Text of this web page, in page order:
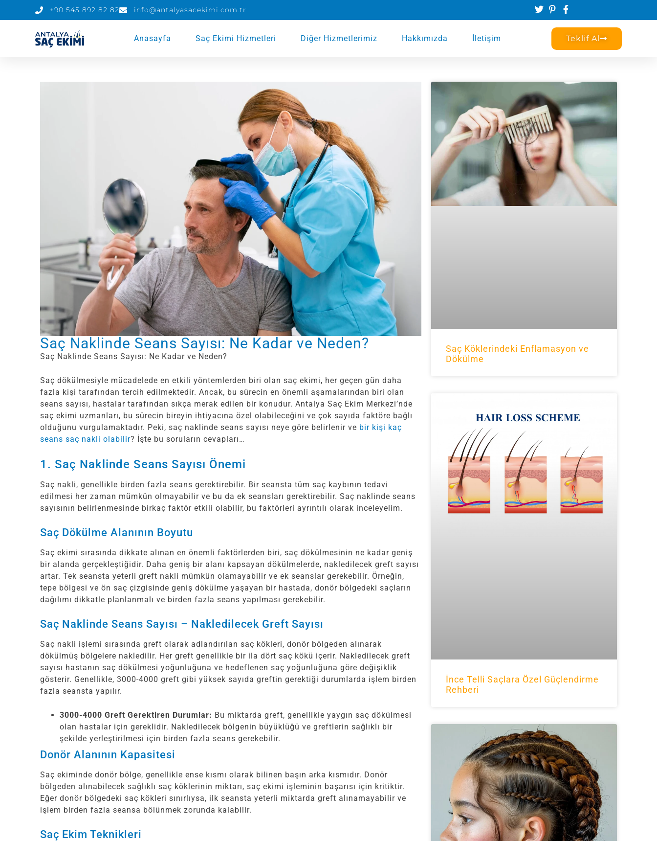
+90 545 892 82 82 info@antalyasacekimi.com.tr
Anasayfa Saç Ekimi Hizmetleri Diğer Hizmetlerimiz Hakkımızda İletişim Teklif Al
Saç Naklinde Seans Sayısı: Ne Kadar ve Neden?
Saç Naklinde Seans Sayısı: Ne Kadar ve Neden?
Saç dökülmesiyle mücadelede en etkili yöntemlerden biri olan saç ekimi, her geçen gün daha
fazla kişi tarafından tercih edilmektedir. Ancak, bu sürecin en önemli aşamalarından biri olan
seans sayısı, hastalar tarafından sıkça merak edilen bir konudur. Antalya Saç Ekim Merkezi’nde
saç ekimi uzmanları, bu sürecin bireyin ihtiyacına özel olabileceğini ve çok sayıda faktöre bağlı
olduğunu vurgulamaktadır. Peki, saç naklinde seans sayısı neye göre belirlenir ve bir kişi kaç
seans saç nakli olabilir? İşte bu soruların cevapları…
1. Saç Naklinde Seans Sayısı Önemi
Saç nakli, genellikle birden fazla seans gerektirebilir. Bir seansta tüm saç kaybının tedavi
edilmesi her zaman mümkün olmayabilir ve bu da ek seansları gerektirebilir. Saç naklinde seans
sayısının belirlenmesinde birkaç faktör etkili olabilir, bu faktörleri ayrıntılı olarak inceleyelim.
Saç Dökülme Alanının Boyutu
Saç ekimi sırasında dikkate alınan en önemli faktörlerden biri, saç dökülmesinin ne kadar geniş
bir alanda gerçekleştiğidir. Daha geniş bir alanı kapsayan dökülmelerde, nakledilecek greft sayısı
artar. Tek seansta yeterli greft nakli mümkün olamayabilir ve ek seanslar gerekebilir. Örneğin,
tepe bölgesi ve ön saç çizgisinde geniş dökülme yaşayan bir hastada, donör bölgedeki saçların
dağılımı dikkatle planlanmalı ve birden fazla seans yapılması gerekebilir.
Saç Naklinde Seans Sayısı – Nakledilecek Greft Sayısı
Saç nakli işlemi sırasında greft olarak adlandırılan saç kökleri, donör bölgeden alınarak
dökülmüş bölgelere nakledilir. Her greft genellikle bir ila dört saç kökü içerir. Nakledilecek greft
sayısı hastanın saç dökülmesi yoğunluğuna ve hedeflenen saç yoğunluğuna göre değişiklik
gösterir. Genellikle, 3000-4000 greft gibi yüksek sayıda greftin gerektiği durumlarda işlem birden
fazla seansta yapılır.
3000-4000 Greft Gerektiren Durumlar: Bu miktarda greft, genellikle yaygın saç dökülmesi
olan hastalar için gereklidir. Nakledilecek bölgenin büyüklüğü ve greftlerin sağlıklı bir
şekilde yerleştirilmesi için birden fazla seans gerekebilir.
Donör Alanının Kapasitesi
Saç ekiminde donör bölge, genellikle ense kısmı olarak bilinen başın arka kısmıdır. Donör
bölgeden alınabilecek sağlıklı saç köklerinin miktarı, saç ekimi işleminin başarısı için kritiktir.
Eğer donör bölgedeki saç kökleri sınırlıysa, ilk seansta yeterli miktarda greft alınamayabilir ve
işlem birden fazla seansa bölünmek zorunda kalabilir.
Saç Ekim Teknikleri
Saç Köklerindeki Enflamasyon ve
Dökülme
İnce Telli Saçlara Özel Güçlendirme
Rehberi